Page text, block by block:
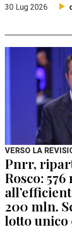
30 Lug 2026
VERSO LA
Pnrr,
Rosco:
200 mln.
lotto